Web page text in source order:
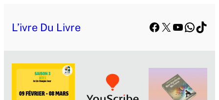
auL’ivre Du Livre Facebook
X YouTube